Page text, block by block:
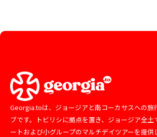
Georgia.toは、ジョージアと南コーカサスへの旅
ブです。トビリシに拠点を置き、ジョージア全土
ートおよび小グループのマルチデイツアーを提供